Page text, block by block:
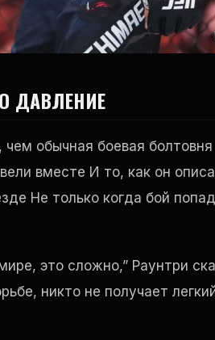
ДАВЛЕНИЕ
обычная боевая
вместе И то, как он
Не только когда бой
это сложно,” Раунтри
никто не получает